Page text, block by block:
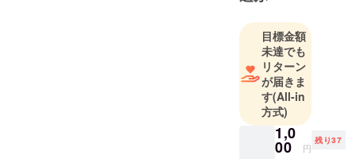
目標金額
未達でも
リターン
が届きま
す(All-in
方式)
1,0
00 円
残り37